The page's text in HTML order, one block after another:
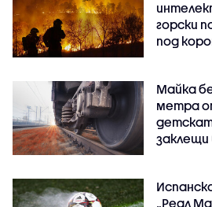
горски
под
Майка
метра
заклещи
„Реал